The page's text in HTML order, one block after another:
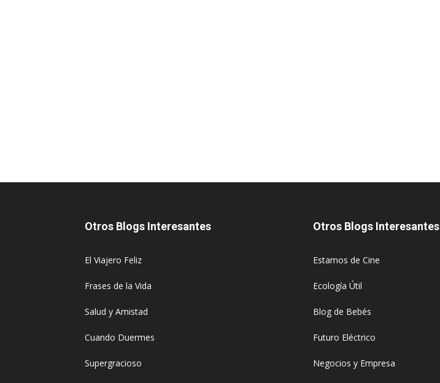
Otros Blogs Interesantes
El Viajero Feliz
Frases de la Vida
Salud y Amistad
Cuando Duermes
Supergracioso
Otros Blogs Interesantes
Estamos de Cine
Ecología Útil
Blog de Bebés
Futuro Eléctrico
Negocios y Empresa